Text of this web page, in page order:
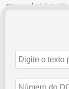
atos
Edição de
16 de junho de 2026
Abrir Edição